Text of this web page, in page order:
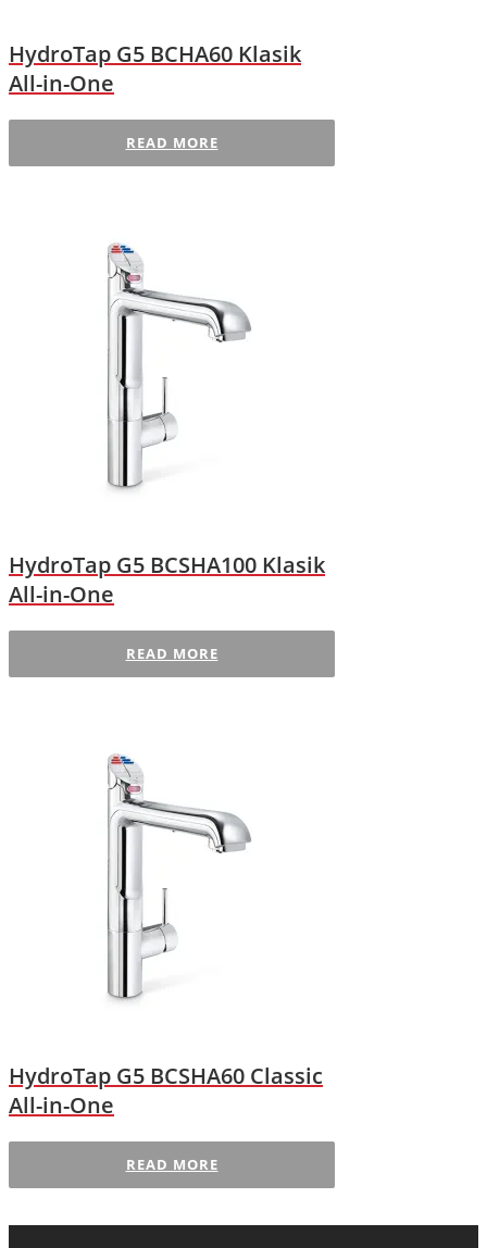
HydroTap G5 BCHA60 Klasik
All-in-One
READ MORE
HydroTap G5 BCSHA100 Klasik
All-in-One
READ MORE
HydroTap G5 BCSHA60 Classic
All-in-One
READ MORE